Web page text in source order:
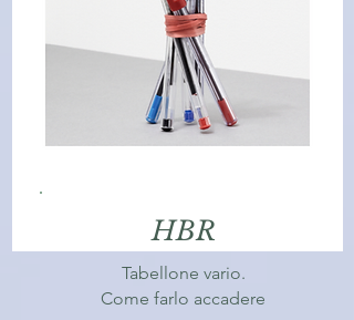
HBR
Tabellone vario.
Come farlo accadere